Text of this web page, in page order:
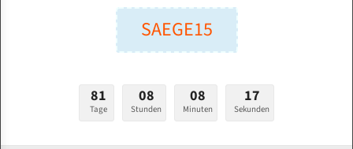
Länge (mm):
Stärken + Zahnteilung:
mm
Bandmesser Glatt Meterware
Konvex Meterware
SAEGE15
81
Tage
08
Stunden
08
Minuten
16
Sekunden